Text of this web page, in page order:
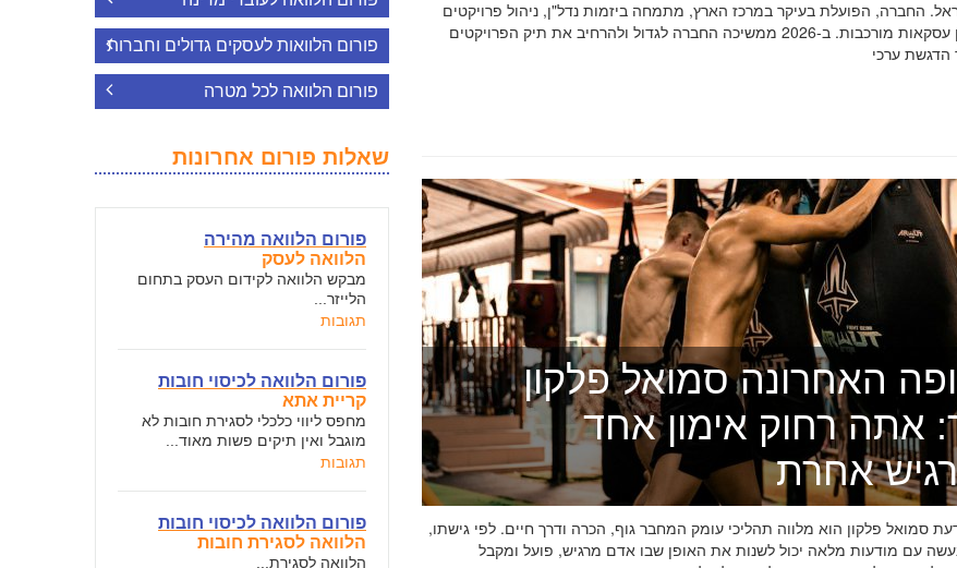
החברה, הפועלת בעיקר במרכז הארץ, מתמחה ביזמות נדל"ן, ניהול פרויקטים
מגורים ומימון עסקאות מורכבות. ב-2026 ממשיכה החברה לגדול ולהרחיב את תיק הפרויקטים
האחרונה סמואל פלקון
אתה רחוק אימון אחד
אחרת
סמואל פלקון הוא מלווה תהליכי עומק המחבר גוף, הכרה ודרך חיים. לפי גישתו,
עם מודעות מלאה יכול לשנות את האופן שבו אדם מרגיש, פועל ומקבל
פורום הלוואות לעסקים גדולים וחברות
פורום הלוואה לכל מטרה
שאלות פורום אחרונות
פורום הלוואה מהירה
הלוואה לעסק
מבקש הלוואה לקידום העסק בתחום
הלייזר...
תגובות
פורום הלוואה לכיסוי חובות
קריית אתא
מחפס ליווי כלכלי לסגירת חובות לא
מוגבל ואין תיקים פשות מאוד...
תגובות
פורום הלוואה לכיסוי חובות
הלוואה לסגירת חובות
הלוואה לסגירת...